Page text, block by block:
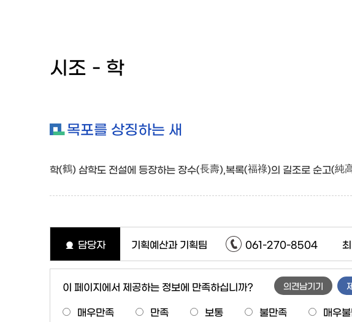
시조 - 학
목포를 상징하는 새
학(鶴) 삼학도 전설에 등장하는 장수(長壽),복록(福祿)의 길조로 순고(純
담당자 기획예산과 기획팀 061-270-8504
이 페이지에서 제공하는 정보에 만족하십니까?
매우만족 만족 보통 불만족 매우
의견남기기